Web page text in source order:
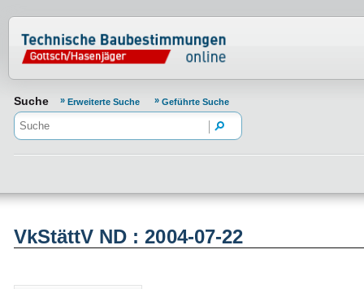
Normenportal Barrierefreiheit
Suche Erweiterte Suche Geführte Suche
VkStättV ND : 2004-07-22